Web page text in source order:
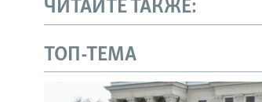
ЧИТАЙТЕ ТАКЖЕ:
ТОП-ТЕМА